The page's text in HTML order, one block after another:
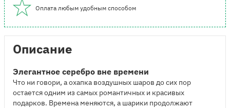
Оплата любым удобным способом
Описание
Элегантное серебро вне времени
Что ни говори, а охапка воздушных шаров до сих пор
остается одним из самых романтичных и красивых
подарков. Времена меняются, а шарики продолжают